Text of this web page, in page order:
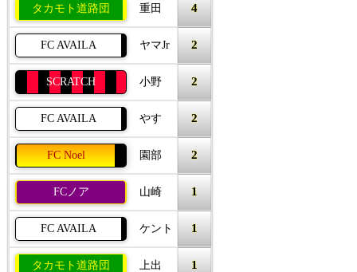
タカモト道路団 重田 4
FC AVAILA ヤマJr 2
SCRATCH 小野 2
FC AVAILA やす 2
FC Noel 園部 2
FCノア 山崎 1
FC AVAILA ケント 1
タカモト道路団 上出 1